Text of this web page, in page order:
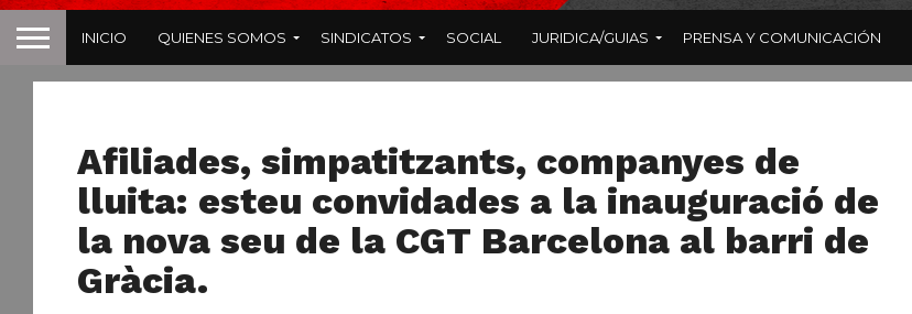
INICIO QUIENES SOMOS SINDICATOS SOCIAL JURIDICA/GUIAS PRENSA Y COMUNICACIÓN
Afiliades, simpatitzants, companyes de
lluita: esteu convidades a la inauguració de
la nova seu de la CGT Barcelona al barri de
Gràcia.